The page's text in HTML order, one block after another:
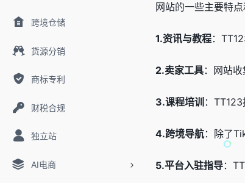
跨境仓储
货源分销
商标专利
财税合规
独立站
AI电商
网站的一些主要特点
1.资讯与教程：
2.卖家工具：网站
3.课程培训 ：
4.跨境导航：除了
5.平台入驻指导：